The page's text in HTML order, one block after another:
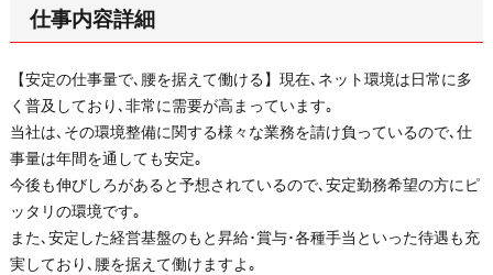
仕事内容詳細
【安定の仕事量で､腰を据えて働ける】現在､ネット環境は日常に多
く普及しており､非常に需要が高まっています｡
当社は､その環境整備に関する様々な業務を請け負っているので､仕
事量は年間を通しても安定｡
今後も伸びしろがあると予想されているので､安定勤務希望の方にピ
ッタリの環境です｡
また､安定した経営基盤のもと昇給･賞与･各種手当といった待遇も充
実しており､腰を据えて働けますよ｡